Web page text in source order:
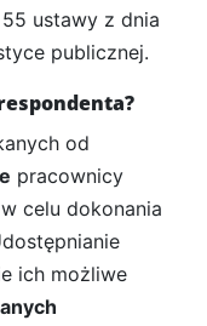
ustawy z dnia
publicznej.
od
pracownicy
w celu dokonania
ich możliwe